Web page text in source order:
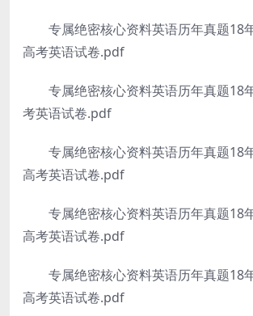
专属绝密核心资料英语历年真题18
高考英语试卷.pdf
专属绝密核心资料英语历年真题18
考英语试卷.pdf
专属绝密核心资料英语历年真题18
高考英语试卷.pdf
专属绝密核心资料英语历年真题18
高考英语试卷.pdf
专属绝密核心资料英语历年真题18
高考英语试卷.pdf